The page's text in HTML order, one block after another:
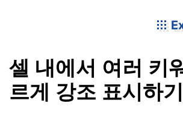
셀 내에서 여러 키
르게 강조 표시하기